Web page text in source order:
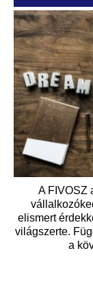
A FIVOSZ
elismert
világszerte.
a